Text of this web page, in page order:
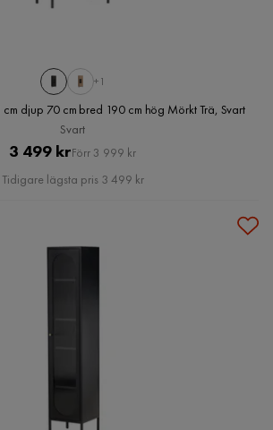
+1
djup 70 cm bred 190 cm hög Mörkt Trä, Svart
Svart
Pris
3 499 krOriginal
Pris
Förr 3 999 kr
Tidigare lägsta pris 3 499 kr